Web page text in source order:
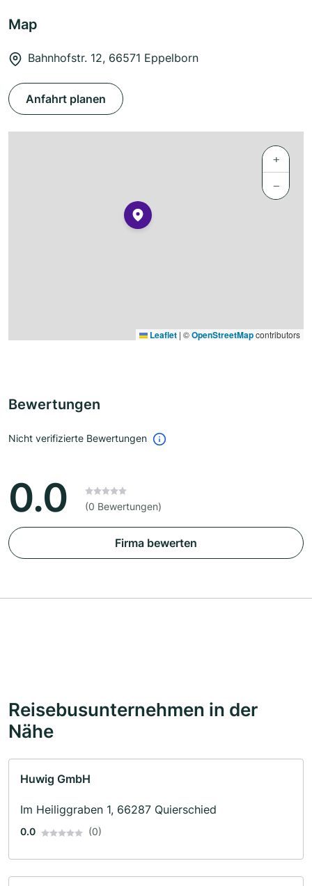
Map
Bahnhofstr. 12, 66571 Eppelborn
Anfahrt planen
+
−
Leaflet | ©OpenStreetMapcontributors
Bewertungen
Nicht verifizierte Bewertungen
0.0 (0 Bewertungen)
Firma bewerten
Reisebusunternehmen in der
Nähe
Huwig GmbH
Im Heiliggraben 1, 66287 Quierschied
0.0 (0)